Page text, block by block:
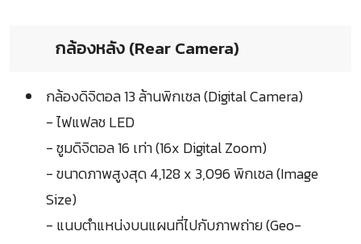
กล้องหลัง (Rear Camera)
กล้องดิจิตอล 13 ล้านพิกเซล (Digital Camera)
- ไฟแฟลช LED
- ซูมดิจิตอล 16 เท่า (16x Digital Zoom)
- ขนาดภาพสูงสุด 4,128 x 3,096 พิกเซล (Image
Size)
- แนบตำแหน่งบนแผนที่ไปกับภาพถ่าย (Geo-